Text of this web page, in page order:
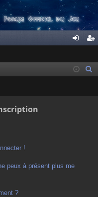
ne cri
!
peux à présent plus me
?